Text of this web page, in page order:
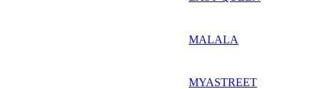
MALALA
MYASTREET